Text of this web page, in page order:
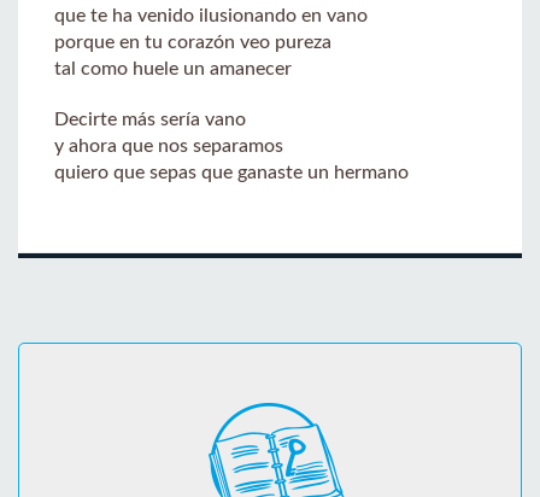
que te ha venido ilusionando en vano
porque en tu corazón veo pureza
tal como huele un amanecer
Decirte más sería vano
y ahora que nos separamos
quiero que sepas que ganaste un hermano